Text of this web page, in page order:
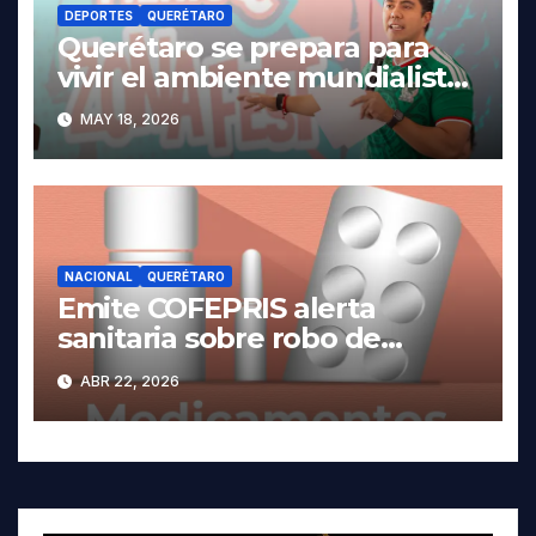
DEPORTES QUERÉTARO
Querétaro se prepara para
vivir el ambiente mundialista.
MAY 18, 2026
NACIONAL QUERÉTARO
Emite COFEPRIS alerta
sanitaria sobre robo de
medicamentos
ABR 22, 2026